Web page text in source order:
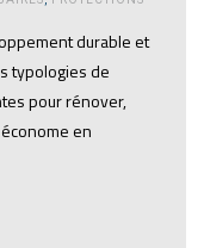
durable et
typologies de
pour rénover,
en